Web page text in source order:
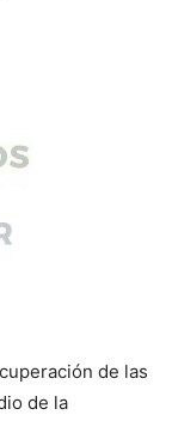
de las
de la